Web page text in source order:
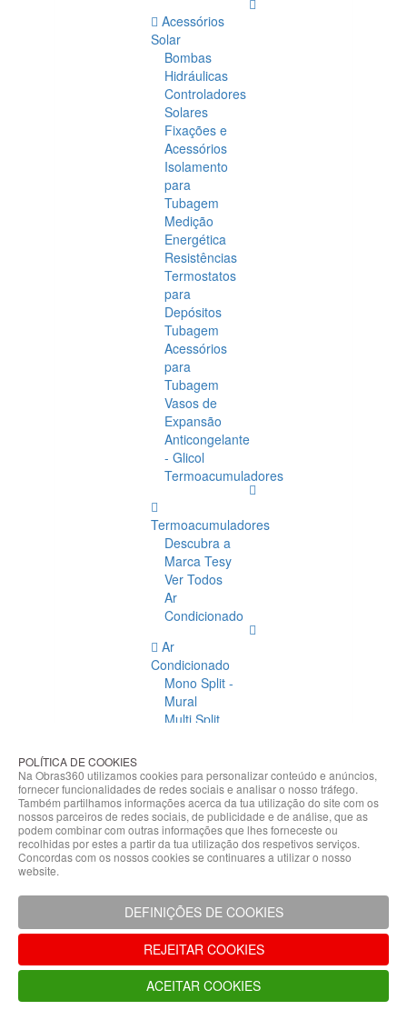
Acessórios
Solar
Bombas
Hidráulicas
Controladores
Solares
Fixações e
Acessórios
Isolamento
para
Tubagem
Medição
Energética
Resistências
Termostatos
para
Depósitos
Tubagem
Acessórios
para
Tubagem
Vasos de
Expansão
Anticongelante
- Glicol
Termoacumuladores
Termoacumuladores
Descubra a
Marca Tesy
Ver Todos
Ar
Condicionado
Ar
Condicionado
Mono Split -
Mural
Multi Split
Condicionado
Acessórios
Climatização
Acessórios
Climatização
Hidráulicas
Controladores
Fixações e
Acessórios
Isolamento
para
Tubagem
POLÍTICA DE COOKIES
Na Obras360 utilizamos cookies para personalizar conteúdo e anúncios,
fornecer funcionalidades de redes sociais e analisar o nosso tráfego.
Também partilhamos informações acerca da tua utilização do site com os
nossos parceiros de redes sociais, de publicidade e de análise, que as
podem combinar com outras informações que lhes forneceste ou
recolhidas por estes a partir da tua utilização dos respetivos serviços.
Concordas com os nossos cookies se continuares a utilizar o nosso
website.
DEFINIÇÕES DE COOKIES
REJEITAR COOKIES
ACEITAR COOKIES